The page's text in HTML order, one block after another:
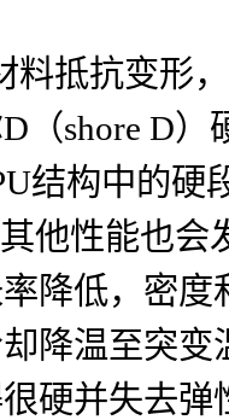
料抵抗变形
（shore D
结构中的硬
他性能也
降低，密
降温至突
硬并失去